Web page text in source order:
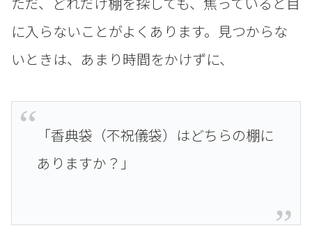
に入らないことがよくあります。見つからな
いときは、あまり時間をかけずに、
「香典袋（不祝儀袋）はどちらの棚に
ありますか？」